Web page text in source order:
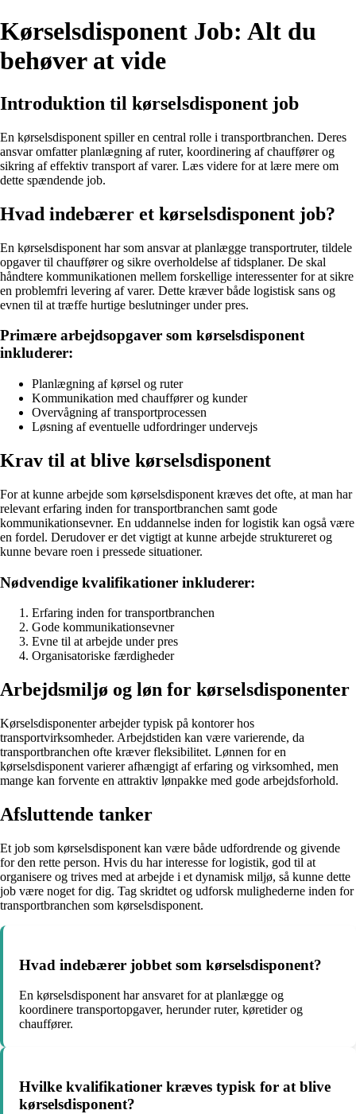
Kørselsdisponent Job: Alt du
behøver at vide
Introduktion til kørselsdisponent job
En kørselsdisponent spiller en central rolle i transportbranchen. Deres
ansvar omfatter planlægning af ruter, koordinering af chauffører og
sikring af effektiv transport af varer. Læs videre for at lære mere om
dette spændende job.
Hvad indebærer et kørselsdisponent job?
En kørselsdisponent har som ansvar at planlægge transportruter, tildele
opgaver til chauffører og sikre overholdelse af tidsplaner. De skal
håndtere kommunikationen mellem forskellige interessenter for at sikre
en problemfri levering af varer. Dette kræver både logistisk sans og
evnen til at træffe hurtige beslutninger under pres.
Primære arbejdsopgaver som kørselsdisponent
inkluderer:
Planlægning af kørsel og ruter
Kommunikation med chauffører og kunder
Overvågning af transportprocessen
Løsning af eventuelle udfordringer undervejs
Krav til at blive kørselsdisponent
For at kunne arbejde som kørselsdisponent kræves det ofte, at man har
relevant erfaring inden for transportbranchen samt gode
kommunikationsevner. En uddannelse inden for logistik kan også være
en fordel. Derudover er det vigtigt at kunne arbejde struktureret og
kunne bevare roen i pressede situationer.
Nødvendige kvalifikationer inkluderer:
Erfaring inden for transportbranchen
Gode kommunikationsevner
Evne til at arbejde under pres
Organisatoriske færdigheder
Arbejdsmiljø og løn for kørselsdisponenter
Kørselsdisponenter arbejder typisk på kontorer hos
transportvirksomheder. Arbejdstiden kan være varierende, da
transportbranchen ofte kræver fleksibilitet. Lønnen for en
kørselsdisponent varierer afhængigt af erfaring og virksomhed, men
mange kan forvente en attraktiv lønpakke med gode arbejdsforhold.
Afsluttende tanker
Et job som kørselsdisponent kan være både udfordrende og givende
for den rette person. Hvis du har interesse for logistik, god til at
organisere og trives med at arbejde i et dynamisk miljø, så kunne dette
job være noget for dig. Tag skridtet og udforsk mulighederne inden for
transportbranchen som kørselsdisponent.
Hvad indebærer jobbet som kørselsdisponent?
En kørselsdisponent har ansvaret for at planlægge og
koordinere transportopgaver, herunder ruter, køretider og
chauffører.
Hvilke kvalifikationer kræves typisk for at blive
kørselsdisponent?